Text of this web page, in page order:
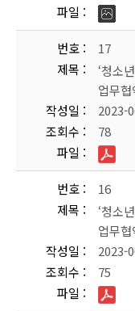
파일
번호
17
제목
‘청소
업무
작성일
2023-
조회수
78
파일
번호
16
제목
‘청소
업무
작성일
2023-
조회수
75
파일